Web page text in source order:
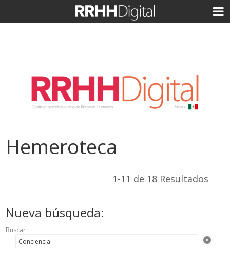
Hemeroteca
1-11 de 18 Resultados
Nueva búsqueda:
Buscar